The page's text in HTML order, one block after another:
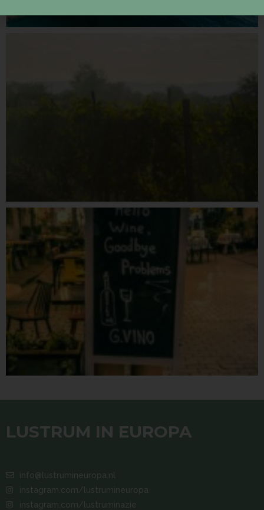
LUSTRUM IN EUROPA
info@lustrumineuropa.nl
instagram.com/lustrumineuropa
instagram.com/lustruminazie